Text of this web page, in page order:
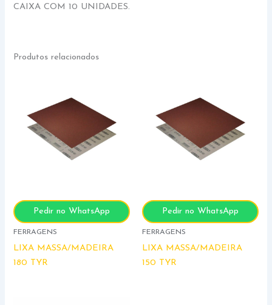
CAIXA COM 10 UNIDADES.
Produtos relacionados
Pedir no WhatsApp
FERRAGENS
LIXA MASSA/MADEIRA
180 TYR
Pedir no WhatsApp
FERRAGENS
LIXA MASSA/MADEIRA
150 TYR